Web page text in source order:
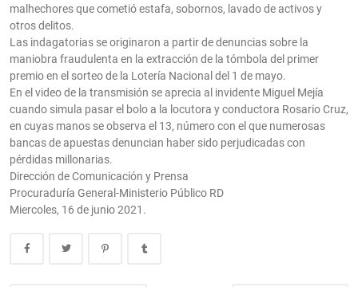
malhechores que cometió estafa, sobornos, lavado de activos y
otros delitos.
Las indagatorias se originaron a partir de denuncias sobre la
maniobra fraudulenta en la extracción de la tómbola del primer
premio en el sorteo de la Lotería Nacional del 1 de mayo.
En el video de la transmisión se aprecia al invidente Miguel Mejía
cuando simula pasar el bolo a la locutora y conductora Rosario Cruz,
en cuyas manos se observa el 13, número con el que numerosas
bancas de apuestas denuncian haber sido perjudicadas con
pérdidas millonarias.
Dirección de Comunicación y Prensa
Procuraduría General-Ministerio Público RD
Miercoles, 16 de junio 2021.